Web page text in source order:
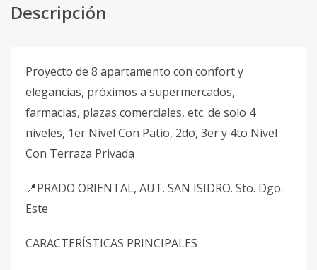
Descripción
Proyecto de 8 apartamento con confort y
elegancias, próximos a supermercados,
farmacias, plazas comerciales, etc. de solo 4
niveles, 1er Nivel Con Patio, 2do, 3er y 4to Nivel
Con Terraza Privada
📍PRADO ORIENTAL, AUT. SAN ISIDRO. Sto. Dgo.
Este
CARACTERÍSTICAS PRINCIPALES